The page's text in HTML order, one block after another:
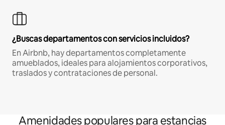
¿Buscas departamentos con servicios incluidos?
En Airbnb, hay departamentos completamente
amueblados, ideales para alojamientos corporativos,
traslados y contrataciones de personal.
Amenidades populares para estancias